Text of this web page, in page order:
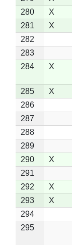
280
X
281
X
282
283
284
X
285 X
286
287
288
289
290
X
291
292
X
293
X
294
295